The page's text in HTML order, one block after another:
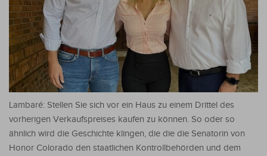
Lambaré: Stellen Sie sich vor ein Haus zu einem Drittel des
vorherigen Verkaufspreises kaufen zu können. So oder so
ähnlich wird die Geschichte klingen, die die die Senatorin von
Honor Colorado den staatlichen Kontrollbehörden und dem